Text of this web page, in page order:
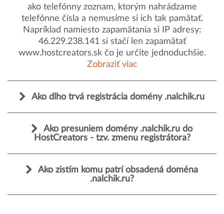
ako telefónny zoznam, ktorým nahrádzame
telefónne čísla a nemusíme si ich tak pamätať.
Napríklad namiesto zapamätania si IP adresy:
46.229.238.141 si stačí len zapamätať
www.hostcreators.sk čo je určite jednoduchšie.
Zobraziť viac
Ako dlho trvá registrácia domény .nalchik.ru
Ako presuniem domény .nalchik.ru do
HostCreators - tzv. zmenu registrátora?
Ako zistím komu patrí obsadená doména
.nalchik.ru?